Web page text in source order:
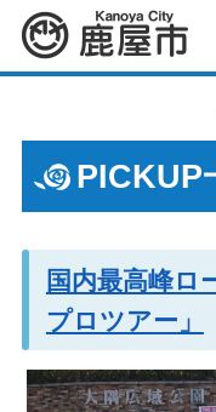
鹿屋市
PICKUP
国内最高峰ロ
プロツアー」